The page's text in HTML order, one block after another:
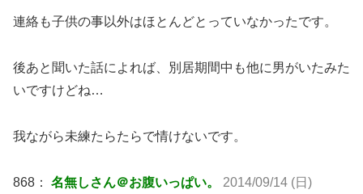
連絡も子供の事以外はほとんどとっていなかったです。
後あと聞いた話によれば、別居期間中も他に男がいたみた
いですけどね…
我ながら未練たらたらで情けないです。
868： 名無しさん＠お腹いっぱい。 2014/09/14 (日)